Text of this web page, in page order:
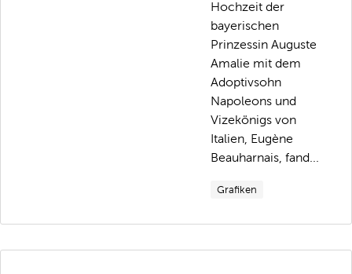
Hochzeit der
bayerischen
Prinzessin Auguste
Amalie mit dem
Adoptivsohn
Napoleons und
Vizekönigs von
Italien, Eugène
Beauharnais, fand...
Grafiken